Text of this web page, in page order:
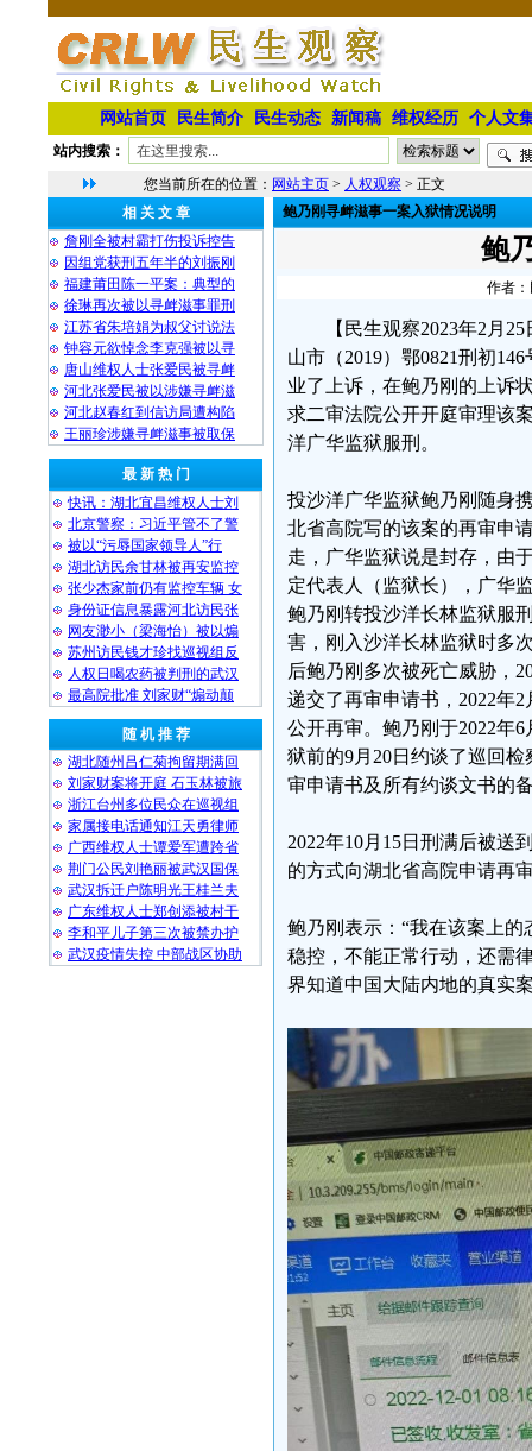
网站首页 民生简介 民生动态 新闻稿 维权经历 个人文
站内搜索：
您当前所在的位置： 网站主页 > 人权观察 > 正文
相 关 文 章
詹刚全被村霸打伤投诉控告
因组党获刑五年半的刘振刚
福建莆田陈一平案：典型的
徐琳再次被以寻衅滋事罪刑
江苏省朱培娟为叔父讨说法
钟容元欲悼念李克强被以寻
唐山维权人士张爱民被寻衅
河北张爱民被以涉嫌寻衅滋
河北赵春红到信访局遭构陷
王丽珍涉嫌寻衅滋事被取保
最 新 热 门
快讯：湖北宜昌维权人士刘
北京警察：习近平管不了警
被以“污辱国家领导人”行
湖北访民余甘林被再安监控
张少杰家前仍有监控车辆 女
身份证信息暴露河北访民张
网友渺小（梁海怡）被以煽
苏州访民钱才珍找巡视组反
人权日喝农药被判刑的武汉
最高院批准 刘家财“煽动颠
随 机 推 荐
湖北随州吕仁菊拘留期满回
刘家财案将开庭 石玉林被旅
浙江台州多位民众在巡视组
家属接电话通知江天勇律师
广西维权人士谭爱军遭跨省
荆门公民刘艳丽被武汉国保
武汉拆迁户陈明光王桂兰夫
广东维权人士郑创添被村干
李和平儿子第三次被禁办护
武汉疫情失控 中部战区协助
鲍乃刚寻衅滋事一案入狱情况说明
鲍
作者：
【民生观察2023年2月
山市（2019）鄂0821刑初
业了上诉，在鲍乃刚的上诉
求二审法院公开开庭审理该
洋广华监狱服刑。
投沙洋广华监狱鲍乃刚随身
北省高院写的该案的再审申
走，广华监狱说是封存，由
定代表人（监狱长），广华
鲍乃刚转投沙洋长林监狱服
害，刚入沙洋长林监狱时多
后鲍乃刚多次被死亡威胁，
递交了再审申请书，2022年
公开再审。鲍乃刚于2022年
狱前的9月20日约谈了巡回
审申请书及所有约谈文书的
2022年10月15日刑满后被送
的方式向湖北省高院申请再
鲍乃刚表示：“我在该案上
稳控，不能正常行动，还需
界知道中国大陆内地的真实